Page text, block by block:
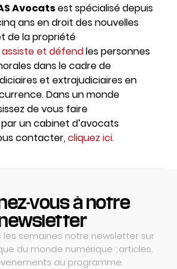
Avocatsest spécialisé depuis
ans en droit des nouvelles
de la propriété
assiste et défendles personnes
dans le cadre de
et extrajudiciaires en
Dans un monde
de vous faire
un cabinet d’avocats
contacter,cliquez ici.
vous à notre
les semaines notre newsletter sur
du monde numérique : articles,
au programme.